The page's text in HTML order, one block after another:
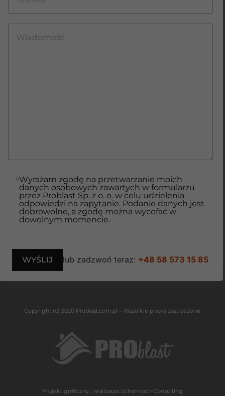
Wyrażam zgodę na przetwarzanie moich
danych osobowych zawartych w formularzu
przez Problast Sp. z o. o. w celu udzielenia
odpowiedzi na zapytanie. Podanie danych jest
dobrowolne, a zgodę można wycofać w
dowolnym momencie.
lub zadzwoń teraz: +48 58 573 15 85
Copyright (c) 2020 Problast.com.pl – Wszelkie prawa zastrzeżone.
Projekt graficzny i realizacja: Scharmach Consulting